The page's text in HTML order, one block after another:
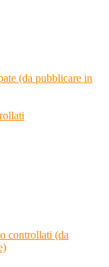
(da pubblicare in
controllati (da